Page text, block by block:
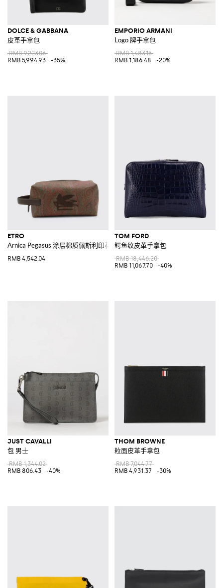
DOLCE & GABBANA
皮革手拿包
RMB 9,223.06
RMB 5,994.93
-35%
EMPORIO ARMANI
Logo 牌手拿包
RMB 1,483.15
RMB 1,186.48
-20%
ETRO
Arnica Pegasus 涂层棉质佩斯利印花化妆包
RMB 4,542.04
TOM FORD
鳄鱼纹皮革手拿包
RMB 18,446.20
RMB 11,067.70
-40%
JUST CAVALLI
包 男士
RMB 1,344.02
RMB 806.43
-40%
THOM BROWNE
粒面皮革手拿包
RMB 7,044.77
RMB 4,931.37
-30%